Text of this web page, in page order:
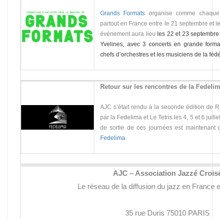
Grands Formats organise comme
partout en France entre le 21 septembre et
événement aura lieu les 22 et 23
Yvelines, avec 3 concerts en grande
chefs d’orchestres et les musiciens de la
Retour sur les rencontres de la
AJC s’était rendu à la seconde édition de
par la Fedelima et Le Tetris les 4, 5 et 6
de sortie de ces journées est
Fedelima.
AJC – Association Jazzé
Le réseau de la diffusion du jazz en France
35 rue Duris 75010 PARIS